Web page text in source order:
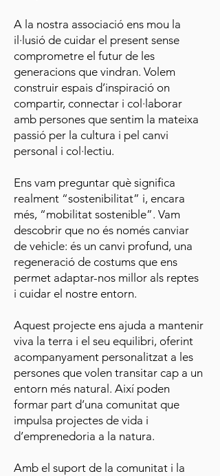
A la nostra associació ens mou la
il·lusió de cuidar el present sense
comprometre el futur de les
generacions que vindran. Volem
construir espais d’inspiració on
compartir, connectar i col·laborar
amb persones que sentim la mateixa
passió per la cultura i pel canvi
personal i col·lectiu.
Ens vam preguntar què significa
realment “sostenibilitat” i, encara
més, “mobilitat sostenible”. Vam
descobrir que no és només canviar
de vehicle: és un canvi profund, una
regeneració de costums que ens
permet adaptar-nos millor als reptes
i cuidar el nostre entorn.
Aquest projecte ens ajuda a mantenir
viva la terra i el seu equilibri, oferint
acompanyament personalitzat a les
persones que volen transitar cap a un
entorn més natural. Així poden
formar part d’una comunitat que
impulsa projectes de vida i
d’emprenedoria a la natura.
Amb el suport de la comunitat i la